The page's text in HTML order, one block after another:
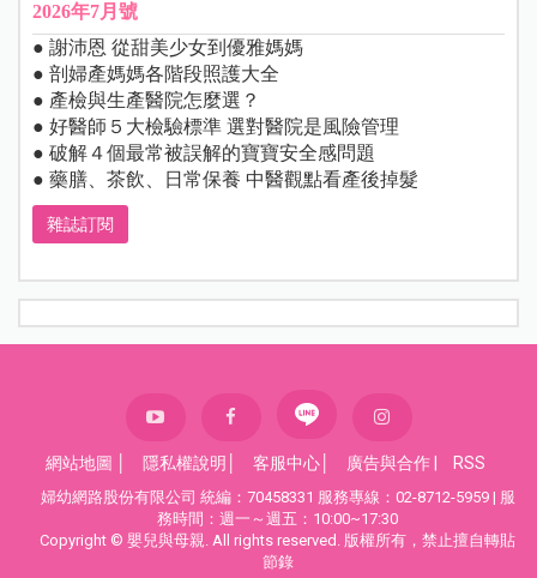
2026年7月號
● 謝沛恩 從甜美少女到優雅媽媽
● 剖婦產媽媽各階段照護大全
● 產檢與生產醫院怎麼選？
● 好醫師５大檢驗標準 選對醫院是風險管理
● 破解４個最常被誤解的寶寶安全感問題
● 藥膳、茶飲、日常保養 中醫觀點看產後掉髮
雜誌訂閱
網站地圖 隱私權說明 客服中心 廣告與合作 RSS
婦幼網路股份有限公司 統編：70458331 服務專線：02-8712-5959 | 服
務時間：週一～週五：10:00~17:30
Copyright © 嬰兒與母親. All rights reserved. 版權所有，禁止擅自轉貼
節錄